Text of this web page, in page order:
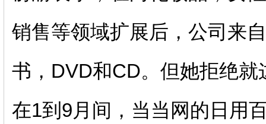
销售等领域扩展后，公司来
书，DVD和CD。但她拒绝
在1到9月间，当当网的日用